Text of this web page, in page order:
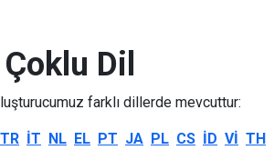
Çoklu Dil
farklı dillerde mevcuttur:
TR IT NL EL PT JA PL CS ID VI TH